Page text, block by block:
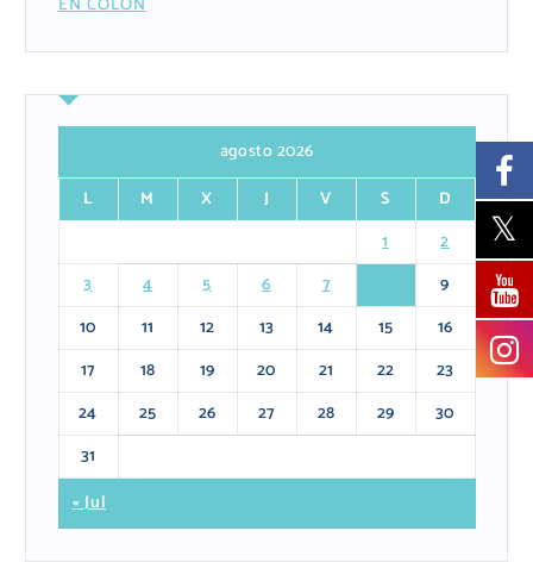
EN COLÓN
agosto 2026
L
M X J V S
D
1
2
3
4 5 6 7
9
10
11 12 13 14 15
16
17
18 19 20 21 22
23
24
25 26 27 28 29
30
31
« Jul